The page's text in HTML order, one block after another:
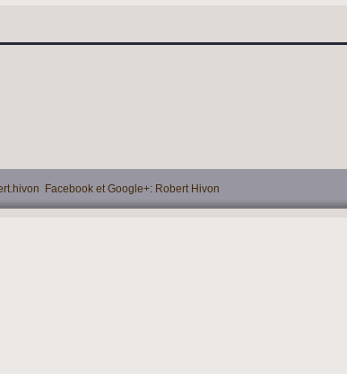
Facebook et Google+: Robert Hivon